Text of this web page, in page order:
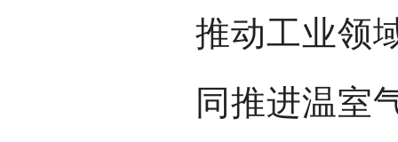
推动工业领
同推进温室